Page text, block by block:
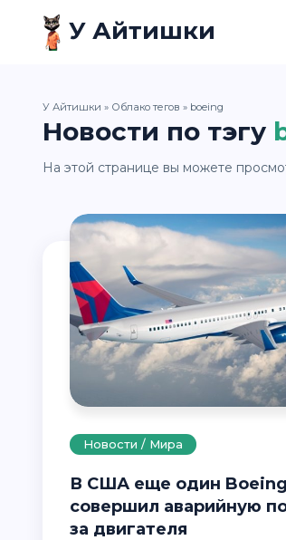
У Айтишки
У Айтишки » Облако тегов » boeing
Новости по тэгу
На этой странице вы можете
Новости / Мира
В США еще один Boeing
совершил аварийную
за двигателя